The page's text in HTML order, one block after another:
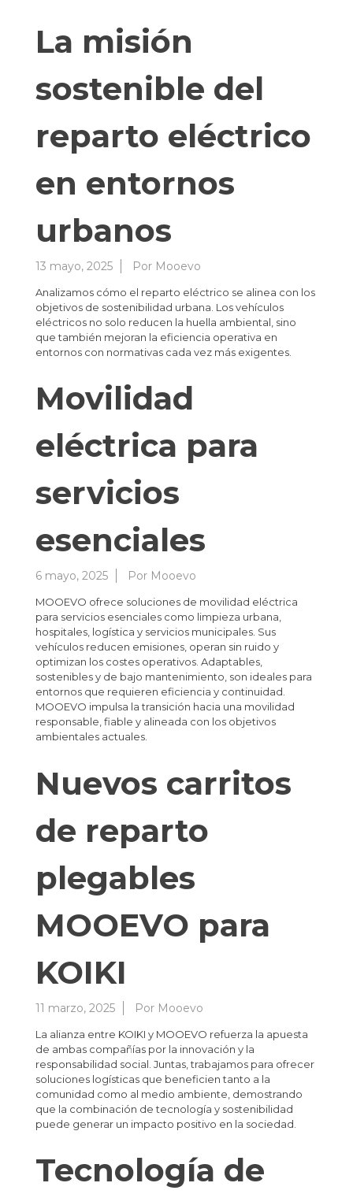
La misión
sostenible del
reparto eléctrico
en entornos
urbanos
13 mayo, 2025 Por Mooevo
Analizamos cómo el reparto eléctrico se alinea con los
objetivos de sostenibilidad urbana. Los vehículos
eléctricos no solo reducen la huella ambiental, sino
que también mejoran la eficiencia operativa en
entornos con normativas cada vez más exigentes.
Movilidad
eléctrica para
servicios
esenciales
6 mayo, 2025 Por Mooevo
MOOEVO ofrece soluciones de movilidad eléctrica
para servicios esenciales como limpieza urbana,
hospitales, logística y servicios municipales. Sus
vehículos reducen emisiones, operan sin ruido y
optimizan los costes operativos. Adaptables,
sostenibles y de bajo mantenimiento, son ideales para
entornos que requieren eficiencia y continuidad.
MOOEVO impulsa la transición hacia una movilidad
responsable, fiable y alineada con los objetivos
ambientales actuales.
Nuevos carritos
de reparto
plegables
MOOEVO para
KOIKI
11 marzo, 2025 Por Mooevo
La alianza entre KOIKI y MOOEVO refuerza la apuesta
de ambas compañías por la innovación y la
responsabilidad social. Juntas, trabajamos para ofrecer
soluciones logísticas que beneficien tanto a la
comunidad como al medio ambiente, demostrando
que la combinación de tecnología y sostenibilidad
puede generar un impacto positivo en la sociedad. ​
Tecnología de